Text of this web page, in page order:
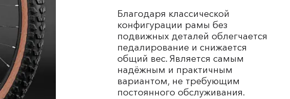
Благодаря классической
конфигурации рамы без
подвижных деталей облегчается
педалирование и снижается
общий вес. Является самым
надёжным и практичным
вариантом, не требующим
постоянного обслуживания.